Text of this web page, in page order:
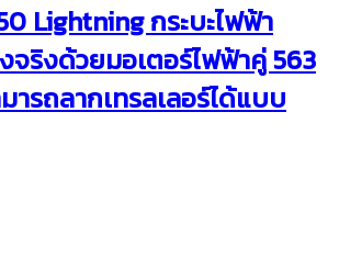
Lightning กระบะไฟฟ้า
จริงด้วยมอเตอร์ไฟฟ้าคู่ 563
ารถลากเทรลเลอร์ได้แบบ